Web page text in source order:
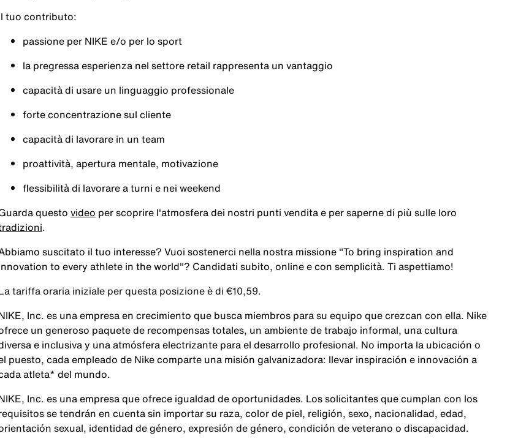
tuo contributo:
passione per NIKE e/o per lo sport
la pregressa esperienza nel settore retail rappresenta un vantaggio
capacità di usare un linguaggio professionale
forte concentrazione sul cliente
capacità di lavorare in un team
proattività, apertura mentale, motivazione
flessibilità di lavorare a turni e nei weekend
questo video per scoprire l'atmosfera dei nostri punti vendita e per saperne di più sulle loro
.
suscitato il tuo interesse? Vuoi sostenerci nella nostra missione "To bring inspiration and
to every athlete in the world"? Candidati subito, online e con semplicità. Ti aspettiamo!
tariffa oraria iniziale per questa posizione è di €10,59.
Inc. es una empresa en crecimiento que busca miembros para su equipo que crezcan con ella. Nike
un generoso paquete de recompensas totales, un ambiente de trabajo informal, una cultura
e inclusiva y una atmósfera electrizante para el desarrollo profesional. No importa la ubicación o
puesto, cada empleado de Nike comparte una misión galvanizadora: llevar inspiración e innovación a
atleta* del mundo.
Inc. es una empresa que ofrece igualdad de oportunidades. Los solicitantes que cumplan con los
se tendrán en cuenta sin importar su raza, color de piel, religión, sexo, nacionalidad, edad,
sexual, identidad de género, expresión de género, condición de veterano o discapacidad.